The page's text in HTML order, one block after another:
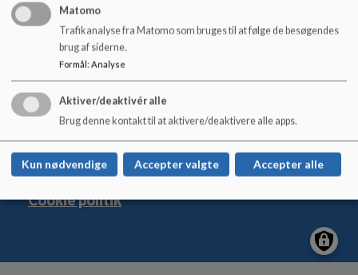
Nygade 17, 6600 Vejen
osterbyskolen@vejen.dk
+45 79 96 56 00
EAN NR. 5798005403906
Tilgængelighedserklæring
Sitemap
Cookie politik
Matomo
Trafikanalyse fra Matomo som bruges til at følge de besøgendes
brug af siderne.
Formål: Analyse
Aktiver/deaktivér alle
Brug denne kontakt til at aktivere/deaktivere alle apps.
Kun nødvendige Accepter valgte Accepter alle